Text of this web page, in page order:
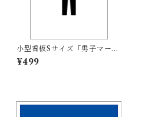
小型看板Sサイズ「男子マーク
（黒）」 屋外可【その他・マ
ーク】
¥499